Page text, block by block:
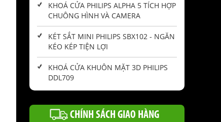
KHOÁ CỬA PHILIPS ALPHA 5 TÍCH HỢP
CHUÔNG HÌNH VÀ CAMERA
KÉT SẮT MINI PHILIPS SBX102 - NGĂN
KÉO KÉP TIỆN LỢI
KHOÁ CỬA KHUÔN MẶT 3D PHILIPS
DDL709
CHÍNH SÁCH GIAO HÀNG